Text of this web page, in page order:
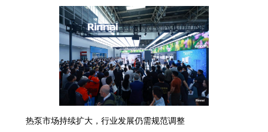
热泵市场持续扩大，行业发展仍需规范调整